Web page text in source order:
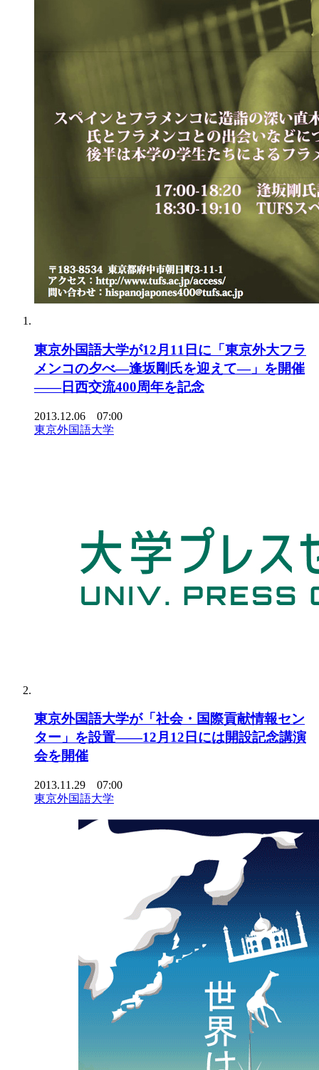
東京外国語大学が12月11日に「東京外大フラ
メンコの夕べ―逢坂剛氏を迎えて―」を開催
――日西交流400周年を記念
2013.12.06 07:00
東京外国語大学
東京外国語大学が「社会・国際貢献情報セン
ター」を設置――12月12日には開設記念講演
会を開催
2013.11.29 07:00
東京外国語大学